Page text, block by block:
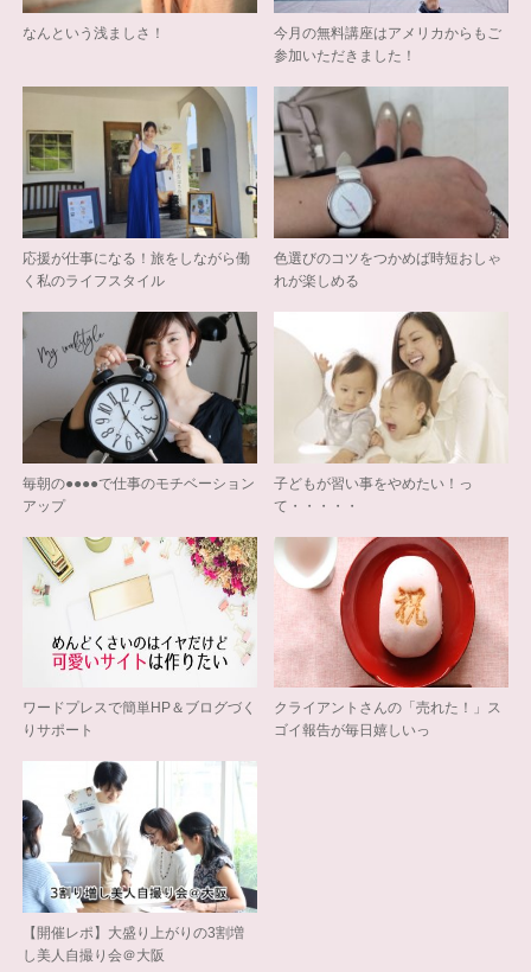
なんという浅ましさ！
今月の無料講座はアメリカからもご
参加いただきました！
応援が仕事になる！旅をしながら働
く私のライフスタイル
色選びのコツをつかめば時短おしゃ
れが楽しめる
毎朝の●●●●で仕事のモチベーション
アップ
子どもが習い事をやめたい！っ
て・・・・・
ワードプレスで簡単HP＆ブログづく
りサポート
クライアントさんの「売れた！」ス
ゴイ報告が毎日嬉しいっ
【開催レポ】大盛り上がりの3割増
し美人自撮り会＠大阪